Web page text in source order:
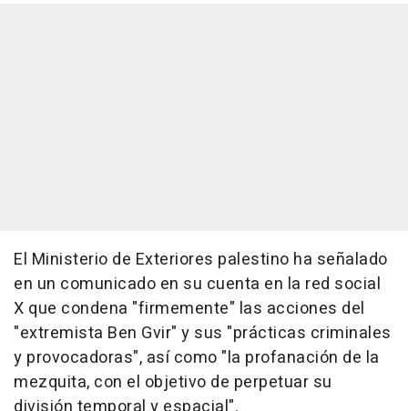
El Ministerio de Exteriores palestino ha señalado
en un comunicado en su cuenta en la red social
X que condena "firmemente" las acciones del
"extremista Ben Gvir" y sus "prácticas criminales
y provocadoras", así como "la profanación de la
mezquita, con el objetivo de perpetuar su